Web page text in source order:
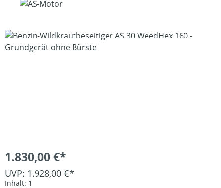
Bildergalerie überspringen
1.830,00 €*
UVP: 1.928,00 €*
Inhalt: 1